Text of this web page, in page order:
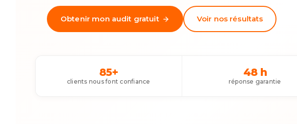
Obtenir mon audit gratuit Voir nos résultats
85+
clients nous font confiance
48 h
réponse garantie